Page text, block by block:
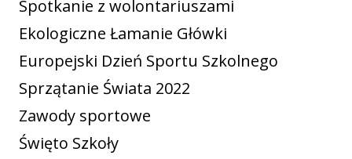
Spotkanie z wolontariuszami
Ekologiczne Łamanie Główki
Europejski Dzień Sportu Szkolnego
Sprzątanie Świata 2022
Zawody sportowe
Święto Szkoły